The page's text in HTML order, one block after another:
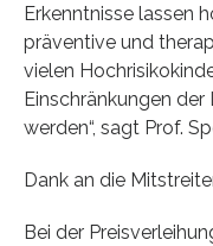
Erkenntnisse lassen
präventive und
vielen
Einschränkungen
werden“, sagt Prof.
Dank an die
Bei der